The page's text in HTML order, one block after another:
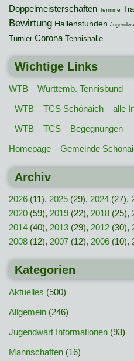
Doppelmeisterschaften Termine
Bewirtung Hallenstunden
Turnier Corona Tennishalle
Wichtige Links
WTB – Württemb. Tennisbund
WTB – TCS Schönaich – alle
WTB – TCS – Begegnungen
Homepage – Gemeinde
Archiv
2026 (11), 2025 (29), 2024 (27),
2020 (59), 2019 (22), 2018 (25),
2014 (40), 2013 (29), 2012 (30),
2008 (12), 2007 (12), 2006 (10),
Kategorien
Aktuelles (500)
Allgemein (246)
Jugendwart Informationen (93)
Mannschaften (16)